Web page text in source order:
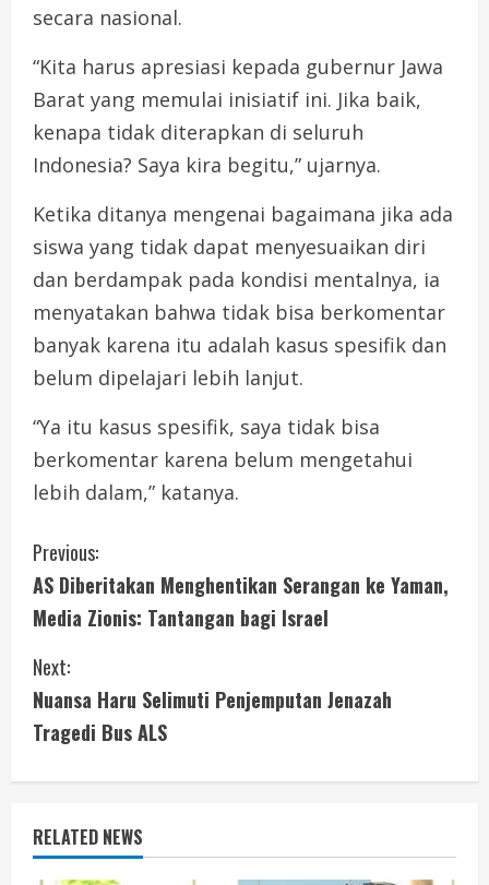
secara nasional.
“Kita harus apresiasi kepada gubernur Jawa
Barat yang memulai inisiatif ini. Jika baik,
kenapa tidak diterapkan di seluruh
Indonesia? Saya kira begitu,” ujarnya.
Ketika ditanya mengenai bagaimana jika ada
siswa yang tidak dapat menyesuaikan diri
dan berdampak pada kondisi mentalnya, ia
menyatakan bahwa tidak bisa berkomentar
banyak karena itu adalah kasus spesifik dan
belum dipelajari lebih lanjut.
“Ya itu kasus spesifik, saya tidak bisa
berkomentar karena belum mengetahui
lebih dalam,” katanya.
C
o
n
t
i
n
u
Previous:
AS Diberitakan Menghentikan Serangan ke Yaman,
Media Zionis: Tantangan bagi Israel
Next:
Nuansa Haru Selimuti Penjemputan Jenazah
Tragedi Bus ALS
RELATED NEWS